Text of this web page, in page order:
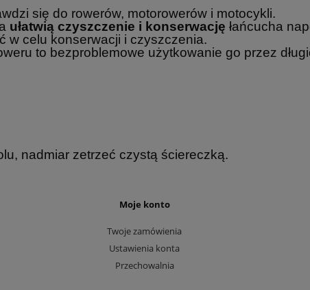
się do rowerów, motorowerów i motocykli.
ułatwią czyszczenie i konserwację łańcucha
w celu konserwacji i czyszczenia.
to bezproblemowe użytkowanie go przez
nadmiar zetrzeć czystą ściereczką.
Moje konto
Twoje zamówienia
Ustawienia konta
Przechowalnia